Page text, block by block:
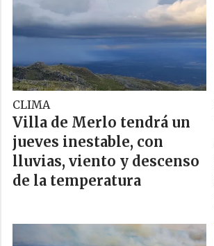
CLIMA
Villa de Merlo tendrá un
jueves inestable, con
lluvias, viento y descenso
de la temperatura